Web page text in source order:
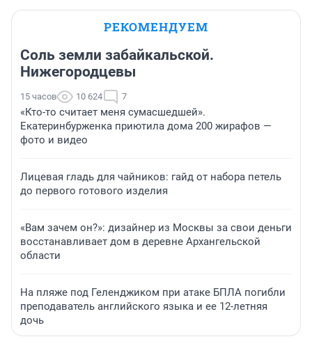
РЕКОМЕНДУЕМ
Соль земли забайкальской.
Нижегородцевы
15 часов 10 624 7
«Кто-то считает меня сумасшедшей».
Екатеринбурженка приютила дома 200 жирафов —
фото и видео
Лицевая гладь для чайников: гайд от набора петель
до первого готового изделия
«Вам зачем он?»: дизайнер из Москвы за свои деньги
восстанавливает дом в деревне Архангельской
области
На пляже под Геленджиком при атаке БПЛА погибли
преподаватель английского языка и ее 12-летняя
дочь